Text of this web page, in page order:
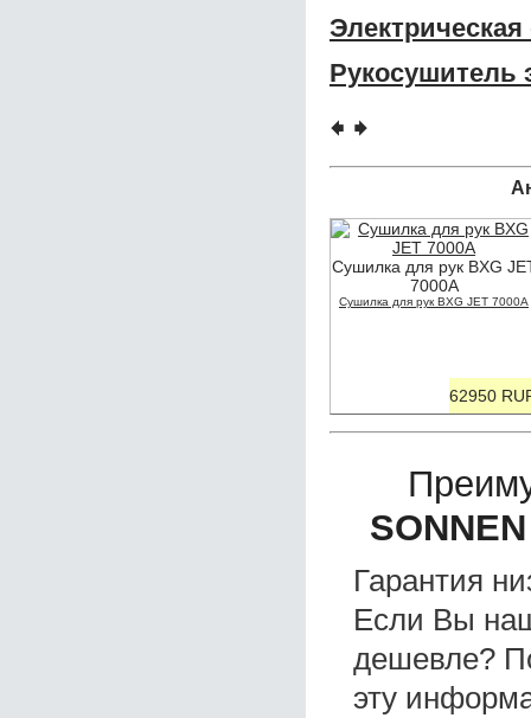
Рукосушитель
🠸 🠺
Сушилка для рук BXG
7000А
Сушилка для рук BXG JET 7000А
62950
Гарантия
Если Вы
дешевле?
эту